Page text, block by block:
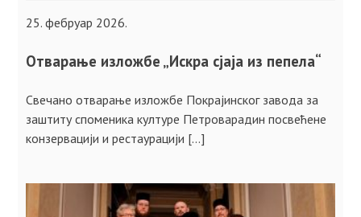
25. фебруар 2026.
Отварање изложбе „Искра сјаја из пепела“
Свечано отварање изложбе Покрајинског завода за
заштиту споменика културе Петроварадин посвећене
конзервацији и рестаурацији […]